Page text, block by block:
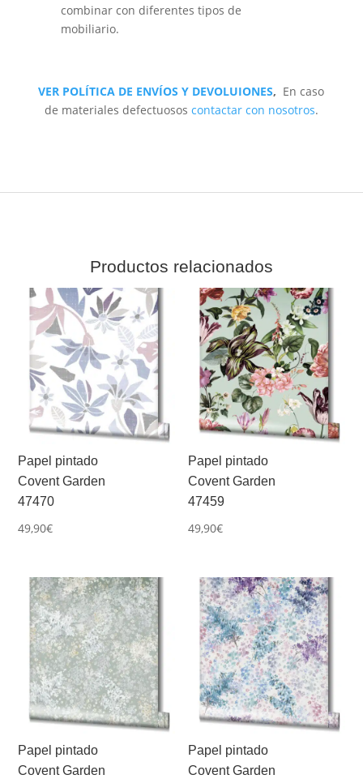
combinar con diferentes tipos de
mobiliario.
VER POLÍTICA DE ENVÍOS Y DEVOLUIONES, En caso
de materiales defectuosos contactar con nosotros.
Productos relacionados
Papel pintado
Covent Garden
47470
49,90€
Papel pintado
Covent Garden
47459
49,90€
Papel pintado
Covent Garden
Papel pintado
Covent Garden